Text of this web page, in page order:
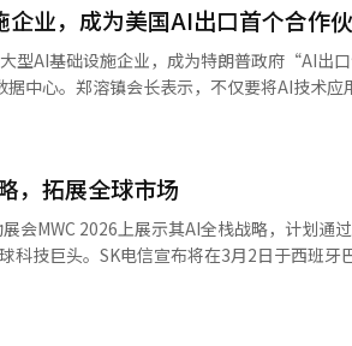
球AI基础设施业务。SK苏佩克斯相关人士表
省的AI数据中心建设可能性正在研究中，与
电信具备数据中心建设及运营能力，SK创
经人工智能（AI）系统翻译与编辑。
营的全程委托模式，基于30多年的数据中心
上，开拓新的盈利模式。AI基础设施扩展的
造适合AI计算的高性能GPU运营的超大规模
。去年，三星SDS的IT服务部门收入为
IT服务部门收入的41%以上。三星SDS计划
台战略。目标是帮助企业客户结合现有工作
以来，三星SDS作为OpenAI的“ChatGPT
随着企业生成式AI需求的扩大，相关业务预
协作解决方案“Brity Works”以及与全球
范围。计划扩大支持企业工作自动化和数据
业，成为美国AI出口首个合作
型AI基础设施企业，成为特朗普政府“AI出
中心。郑溶镇会长表示，不仅要将AI技术
主权AI”生态系统的发展。据财界和IT业界消
是美国政府直接参与的“AI出口首个项目”。
立美国主导的AI基础设施。霍华德·鲁特尼
出韩美两国在军事、经济之外，正在向“AI
为首个合作伙伴。Reflection AI由谷歌深度
值12万亿韩元的独角兽公司，并从英伟达获
，拓展全球市场
会MWC 2026上展示其AI全栈战略，计划通
科技巨头。SK电信宣布将在3月2日于西班牙
AI”。此次展览是郑在宪CEO上任后加速AI